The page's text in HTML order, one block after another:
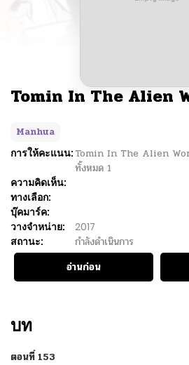
Tomin In The Alien
Manhua
การให้คะแนน: Tomin In The Alien
ทั้งหมด 1
ความคิดเห็น:
ทางเลือก:
บุ๊คมาร์ค:
วางจำหน่าย:
2017
สถานะ:
กำลังดำเนินการ
อ่านก่อน
บท
ตอนที่ 153